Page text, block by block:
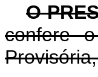
O
confere